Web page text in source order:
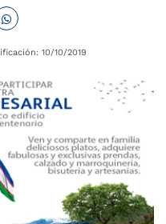
Whatsapp
10/10/2019